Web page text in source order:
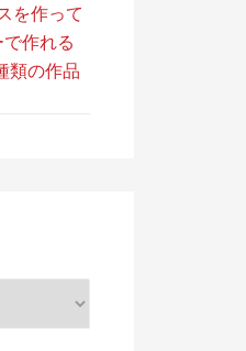
を作って
作れる
類の作品